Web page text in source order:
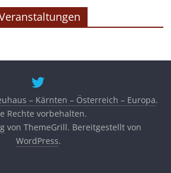
– Kärnten – Österreich – Europa.
Rechte vorbehalten.
von ThemeGrill. Bereitgestellt von
WordPress.